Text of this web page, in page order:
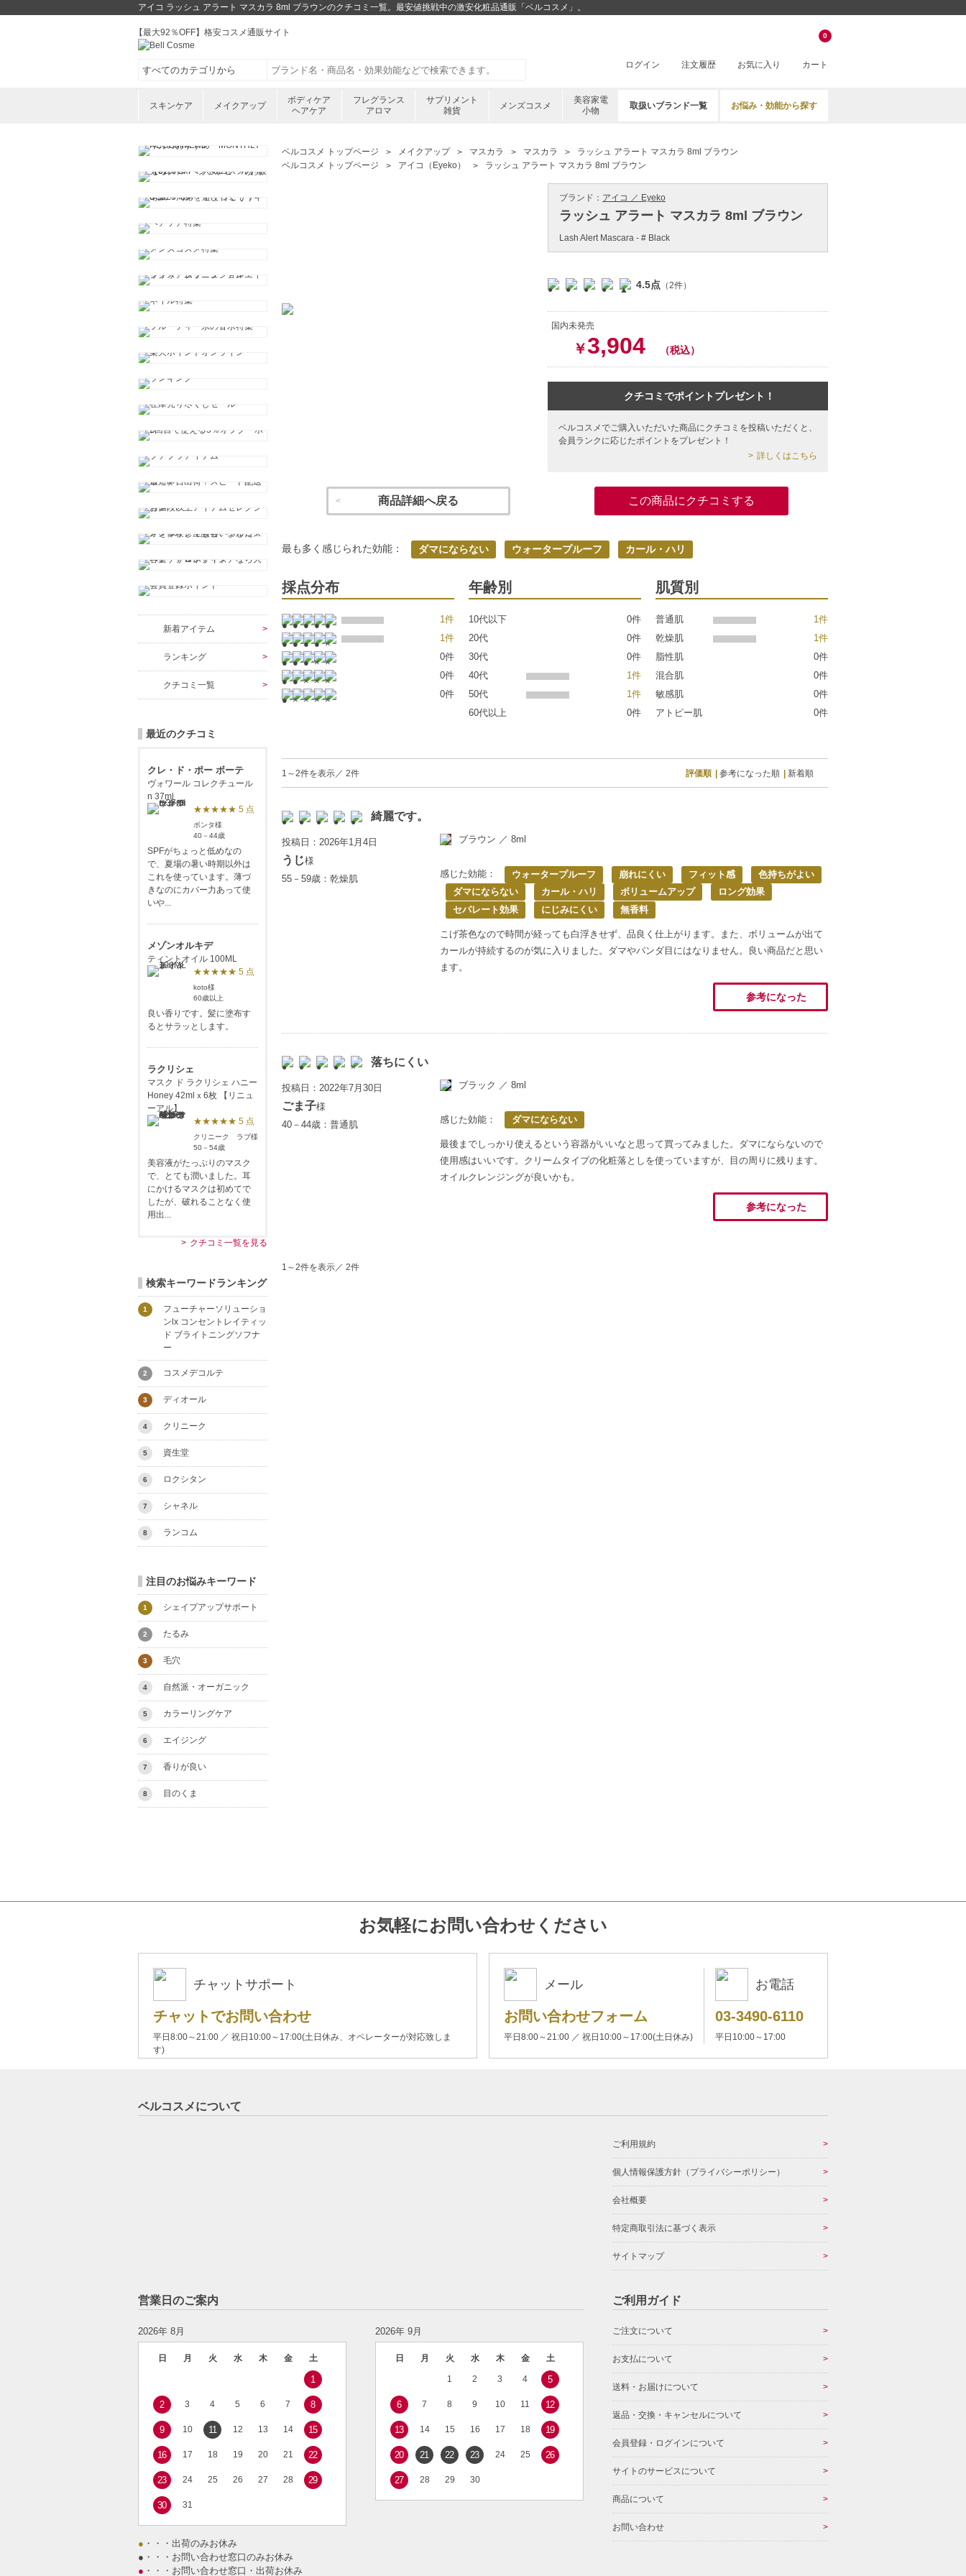
アイコ ラッシュ アラート マスカラ 8ml ブラウンのクチコミ一覧。最安値挑戦中の激安化粧品通販「ベルコスメ」。
【最大92％OFF】格安コスメ通販サイト
ログイン 注文履歴 お気に入り カート
0
スキンケア メイクアップ
ボディケア
ヘアケア
フレグランス
アロマ
サプリメント
雑貨
メンズコスメ
美容家電
小物
取扱いブランド一覧 お悩み・効能から探す
ベルコスメ トップページ メイクアップ マスカラ マスカラ
ラッシュ アラート マスカラ 8ml ブラウン
ベルコスメ トップページ
アイコ（Eyeko） ラッシュ アラート マスカラ 8ml ブラウン
ブランド： アイコ ／ Eyeko
ラッシュ アラート マスカラ 8ml ブラウン
Lash Alert Mascara - # Black
4.5点 （2件）
国内未発売
￥3,904 （税込）
クチコミでポイントプレゼント！
ベルコスメでご購入いただいた商品にクチコミを投稿いただくと、
会員ランクに応じたポイントをプレゼント！
詳しくはこちら
商品詳細へ戻る この商品にクチコミする
最も多く感じられた効能： ダマにならない ウォータープルーフ カール・ハリ
採点分布
1件
1件
0件
0件
0件
年齢別
10代以下
0件
20代
0件
30代
0件
40代
1件
50代
1件
60代以上
0件
肌質別
普通肌
1件
乾燥肌
1件
脂性肌
0件
混合肌
0件
敏感肌
0件
アトピー肌
0件
1～2件を表示／ 2件 評価順 参考になった順 新着順
綺麗です。
投稿日：2026年1月4日
うじ様
55－59歳：乾燥肌
ブラウン ／ 8ml
感じた効能： ウォータープルーフ 崩れにくい フィット感
色持ちがよい
ダマにならない
カール・ハリ ボリュームアップ
ロング効果
セパレート効果
にじみにくい 無香料
こげ茶色なので時間が経っても白浮きせず、品良く仕上がります。また、ボリュームが出て
カールが持続するのが気に入りました。ダマやパンダ目にはなりません。良い商品だと思い
ます。
参考になった
落ちにくい
投稿日：2022年7月30日
ごま子様
40－44歳：普通肌
ブラック ／ 8ml
感じた効能： ダマにならない
最後までしっかり使えるという容器がいいなと思って買ってみました。ダマにならないので
使用感はいいです。クリームタイプの化粧落としを使っていますが、目の周りに残ります。
オイルクレンジングが良いかも。
参考になった
1～2件を表示／ 2件
新着アイテム
ランキング
クチコミ一覧
最近のクチコミ
クレ・ド・ポー ボーテ
ヴォワール コレクチュール
n 37ml
★★★★★ 5 点
ボンタ様
40－44歳
SPFがちょっと低めなの
で、夏場の暑い時期以外は
これを使っています。薄づ
きなのにカバー力あって使
いや...
メゾンオルキデ
ティントオイル 100ML
★★★★★ 5 点
koto様
60歳以上
良い香りです。髪に塗布す
るとサラッとします。
ラクリシェ
マスク ド ラクリシェ ハニー
Honey 42mlｘ6枚 【リニュ
ーアル】
★★★★★ 5 点
クリニーク ラブ様
50－54歳
美容液がたっぷりのマスク
で、とても潤いました。耳
にかけるマスクは初めてで
したが、破れることなく使
用出...
クチコミ一覧を見る
検索キーワードランキング
1
フューチャーソリューショ
ンlx コンセントレイティッ
ド ブライトニングソフナ
ー
2 コスメデコルテ
3 ディオール
4 クリニーク
5 資生堂
6 ロクシタン
7 シャネル
8 ランコム
注目のお悩みキーワード
1 シェイプアップサポート
2 たるみ
3 毛穴
4 自然派・オーガニック
5 カラーリングケア
6 エイジング
7 香りが良い
8 目のくま
お気軽にお問い合わせください
チャットサポート
チャットでお問い合わせ
平日8:00～21:00 ／ 祝日10:00～17:00(土日休み、オペレーターが対応致しま
す)
メール
お問い合わせフォーム
平日8:00～21:00 ／ 祝日10:00～17:00(土日休み)
お電話
03-3490-6110
平日10:00～17:00
ベルコスメについて
ご利用規約
個人情報保護方針（プライバシーポリシー）
会社概要
特定商取引法に基づく表示
サイトマップ
営業日のご案内
2026年 8月
日 月 火 水 木 金 土
1
2 3 4 5 6 7 8
9 10 11 12 13 14 15
16 17 18 19 20 21 22
23 24 25 26 27 28 29
30 31
2026年 9月
日 月 火 水 木 金 土
1 2 3 4 5
6 7 8 9 10 11 12
13 14 15 16 17 18 19
20 21 22 23 24 25 26
27 28 29 30
● ・・・出荷のみお休み
● ・・・お問い合わせ窓口のみお休み
● ・・・お問い合わせ窓口・出荷お休み
ご利用ガイド
ご注文について
お支払について
送料・お届けについて
返品・交換・キャンセルについて
会員登録・ログインについて
サイトのサービスについて
商品について
お問い合わせ